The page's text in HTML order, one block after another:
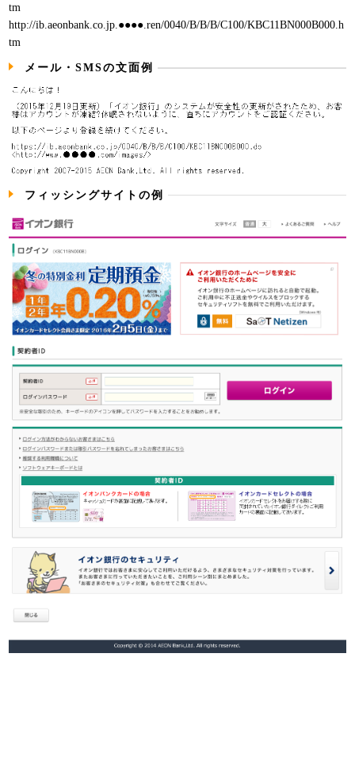
tm
http://ib.aeonbank.co.jp.●●●●.ren/0040/B/B/B/C100/KBC11BN000B000.h
tm
メール・SMSの文面例
フィッシングサイトの例